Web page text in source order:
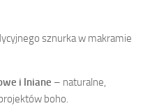
sznurka w makramie
i lniane – naturalne,
boho.